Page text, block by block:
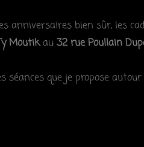
anniversaires bien sûr, les
Moutikau 32 rue Poullain
séances que je propose